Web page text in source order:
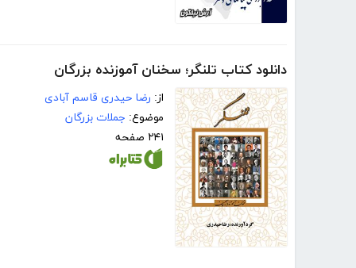
دانلود کتاب تلنگر؛ سخنان آموزنده بزرگان
از: رضا حیدری قاسم آبادی
موضوع: جملات بزرگان
۲۴۱ صفحه